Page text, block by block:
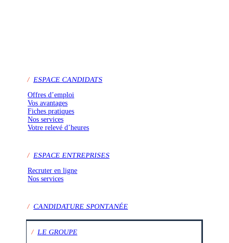
/ ESPACE CANDIDATS
Offres d’emploi
Vos avantages
Fiches pratiques
Nos services
Votre relevé d’heures
/ ESPACE ENTREPRISES
Recruter en ligne
Nos services
/ CANDIDATURE SPONTANÉE
/ LE GROUPE